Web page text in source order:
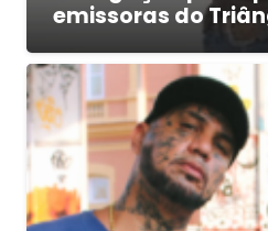
emissoras do